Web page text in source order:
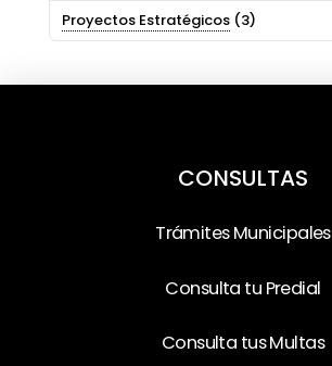
Proyectos Estratégicos(3)
CONSULTAS
Trámites Municipales
Consulta tu Predial
Consulta tus Multas